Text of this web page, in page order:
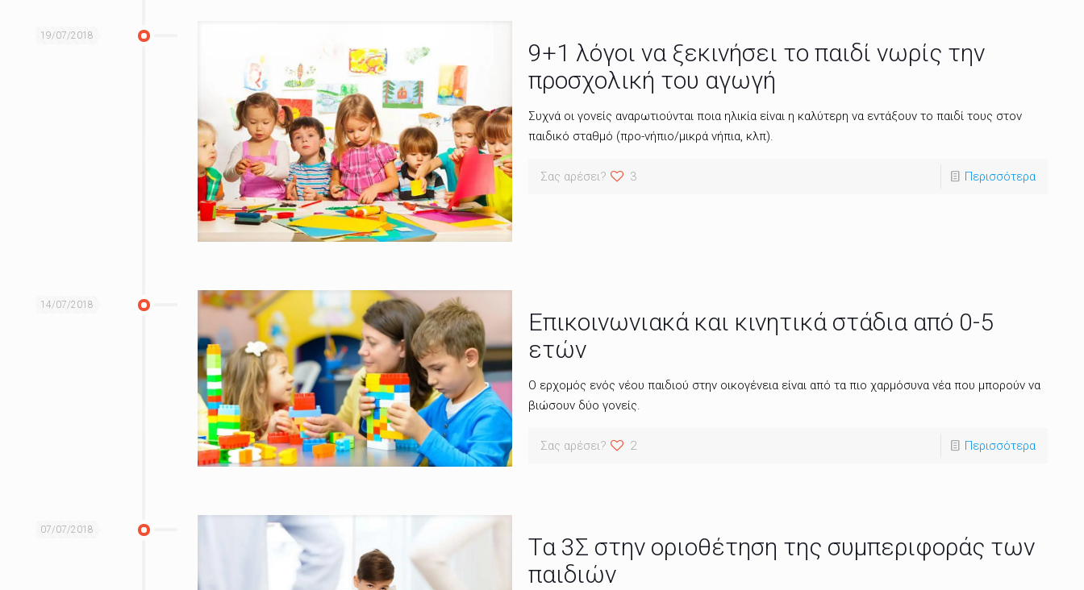
19/07/2018
9+1 λόγοι να ξεκινήσει το παιδί νωρίς την
προσχολική του αγωγή
Συχνά οι γονείς αναρωτιούνται ποια ηλικία είναι η καλύτερη να εντάξουν το παιδί τους στον
παιδικό σταθμό (προ-νήπιο/μικρά νήπια, κλπ).
Σας αρέσει? 3 Περισσότερα
14/07/2018
Επικοινωνιακά και κινητικά στάδια από 0-5
ετών
Ο ερχομός ενός νέου παιδιού στην οικογένεια είναι από τα πιο χαρμόσυνα νέα που μπορούν να
βιώσουν δύο γονείς.
Σας αρέσει? 2 Περισσότερα
07/07/2018
Τα 3Σ στην οριοθέτηση της συμπεριφοράς των
παιδιών